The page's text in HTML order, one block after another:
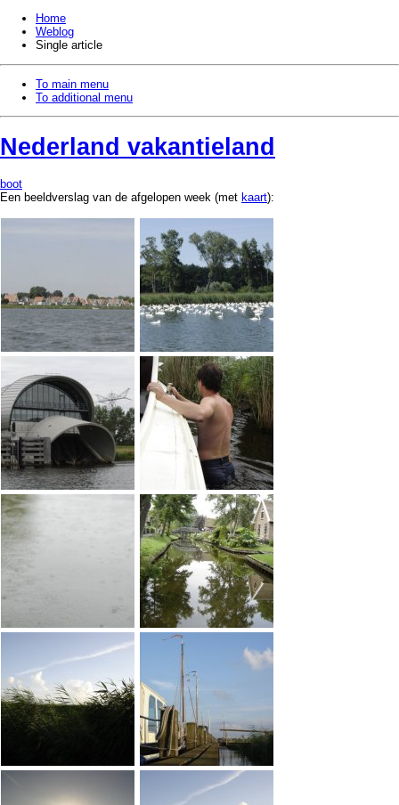
Home
Weblog
Single article
To main menu
To additional menu
Nederland vakantieland
boot
Een beeldverslag van de afgelopen week (met kaart):